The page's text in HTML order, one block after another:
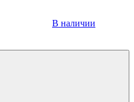
В наличии